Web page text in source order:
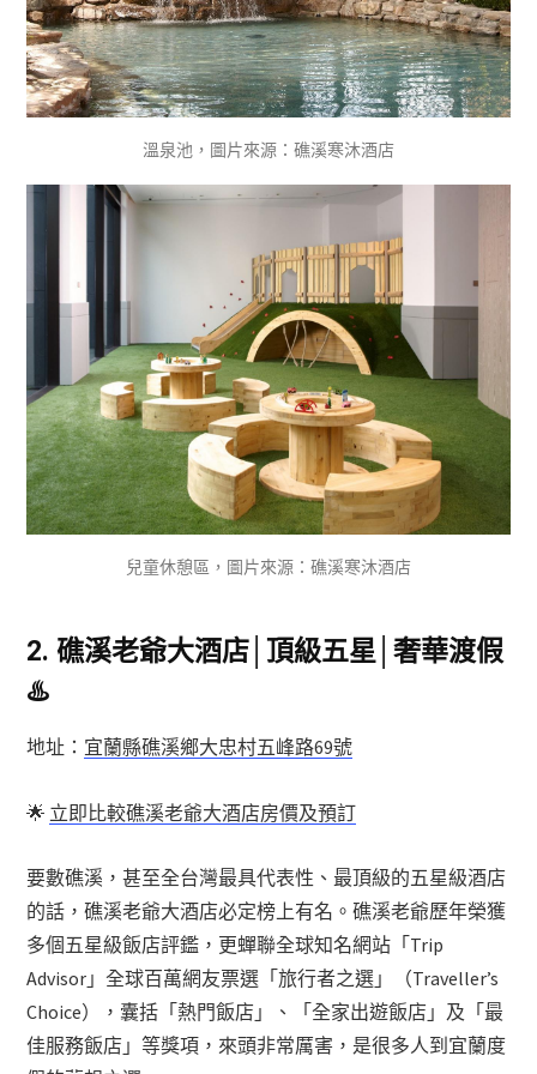
溫泉池，圖片來源：礁溪寒沐酒店
兒童休憩區，圖片來源：礁溪寒沐酒店
2. 礁溪老爺大酒店│頂級五星│奢華渡假
♨️
地址： 宜蘭縣礁溪鄉大忠村五峰路69號
🌟 立即比較礁溪老爺大酒店房價及預訂
要數礁溪，甚至全台灣最具代表性、最頂級的五星級酒店
的話，礁溪老爺大酒店必定榜上有名。礁溪老爺歷年榮獲
多個五星級飯店評鑑，更蟬聯全球知名網站「Trip
Advisor」全球百萬網友票選「旅行者之選」（Traveller’s
Choice），囊括「熱門飯店」、「全家出遊飯店」及「最
佳服務飯店」等獎項，來頭非常厲害，是很多人到宜蘭度